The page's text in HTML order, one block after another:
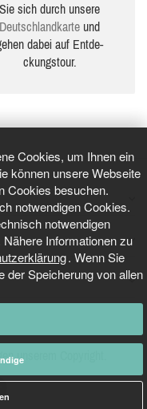
Cookies, um Ihnen ein
können unsere Webseite
Cookies besuchen.
notwendigen Cookies.
notwendigen
Informationen zu
. Wenn Sie
der Speicherung von allen
Sie sich durch unsere
Deutsch­land­karte und
dabei auf Ent­de­
ckungs­tour.
unserem Copyright.